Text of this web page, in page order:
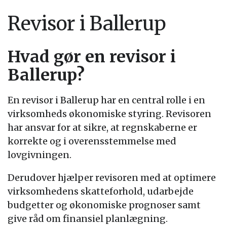
Revisor i Ballerup
Hvad gør en revisor i
Ballerup?
En revisor i Ballerup har en central rolle i en
virksomheds økonomiske styring. Revisoren
har ansvar for at sikre, at regnskaberne er
korrekte og i overensstemmelse med
lovgivningen.
Derudover hjælper revisoren med at optimere
virksomhedens skatteforhold, udarbejde
budgetter og økonomiske prognoser samt
give råd om finansiel planlægning.